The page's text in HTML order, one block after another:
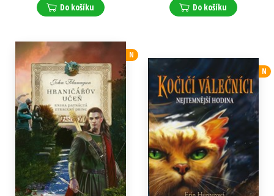
Do košíku Do košíku
N
N